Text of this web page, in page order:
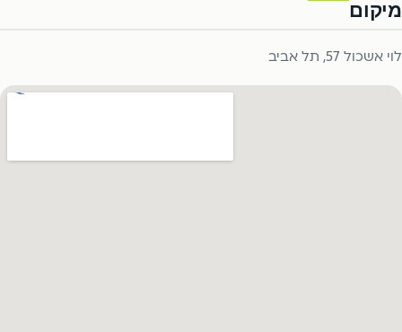
מיקום
לוי אשכול 57, תל אביב